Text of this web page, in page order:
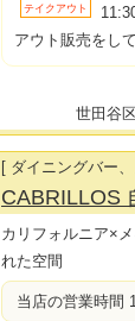
テイクアウト
アウト販売をし
世田谷
[ ダイニングバー
CABRILLOS
カリフォルニア×
れた空間
当店の営業時間